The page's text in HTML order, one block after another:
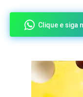
Clique e siga